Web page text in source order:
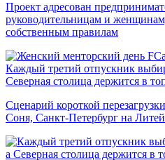
Проект адресован
руководительницам и
собственным правилам
Каждый третий отпускник
Северная столица держится в
Сценарий короткой
Соня, Санкт-Петербург на